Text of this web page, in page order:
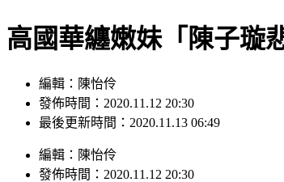
高國華纏嫩妹「陳子
編輯：陳怡伶
發佈時間：2020.11.12 20:30
最後更新時間：2020.11.13 06:49
編輯 ： 陳怡伶
發佈時間： 2020.11.12 20:30